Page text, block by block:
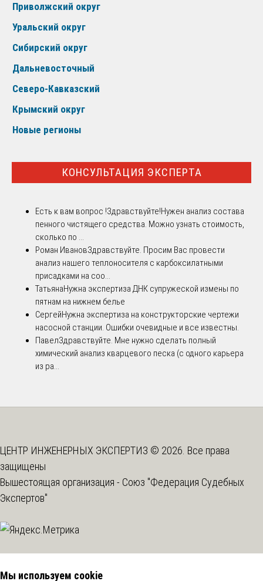
Приволжский округ
Уральский округ
Сибирский округ
Дальневосточный
Северо-Кавказский
Крымский округ
Новые регионы
КОНСУЛЬТАЦИЯ ЭКСПЕРТА
Есть к вам вопрос !Здравствуйте!Нужен анализ состава
пенного чистящего средства. Можно узнать стоимость,
сколько по ...
Роман ИвановЗдравствуйте. Просим Вас провести
анализ нашего теплоносителя с карбоксилатными
присадками на соо...
ТатьянаНужна экспертиза ДНК супружеской измены по
пятнам на нижнем белье
СергейНужна экспертиза на конструкторские чертежи
насосной станции. Ошибки очевидные и все известны.
ПавелЗдравствуйте. Мне нужно сделать полный
химический анализ кварцевого песка (с одного карьера
из ра...
ЦЕНТР ИНЖЕНЕРНЫХ ЭКСПЕРТИЗ © 2026. Все права
защищены
Вышестоящая организация - Союз "Федерация Судебных
Экспертов"
Мы используем cookie